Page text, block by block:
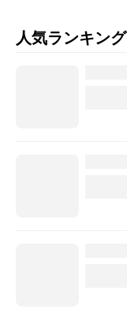
人気ランキング